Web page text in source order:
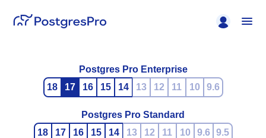
Postgres Pro Enterprise
18
17 16 15 14 13 12 11 10 9.6
Postgres Pro Standard
18
17 16 15 14 13 12 11 10 9.6 9.5